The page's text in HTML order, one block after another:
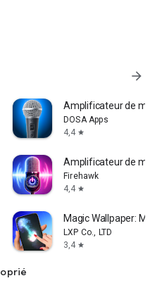
Famille
arrow_forward
Pro Amplificateur de micro
DOSA Apps
4,4 star
Technology Co., Ltd
Amplificateur de
Firehawk
4,4 star
Familo Magic Wallpaper:
LXP Co., LTD
3,4 star